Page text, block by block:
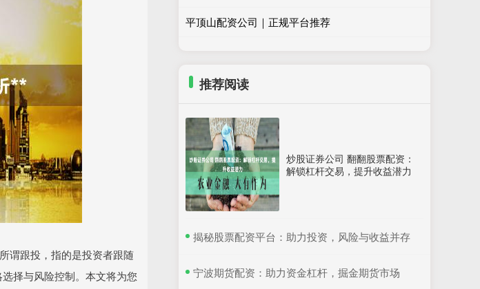
谓跟投，指的是投资者跟随
择与风险控制。本文将为您
平顶山配资公司｜正规平台推荐
推荐阅读
炒股证券公司 翻翻股票配资：
解锁杠杆交易，提升收益潜力
​揭秘股票配资平台：助力投资，风险与收益并存
​宁波期货配资：助力资金杠杆，掘金期货市场